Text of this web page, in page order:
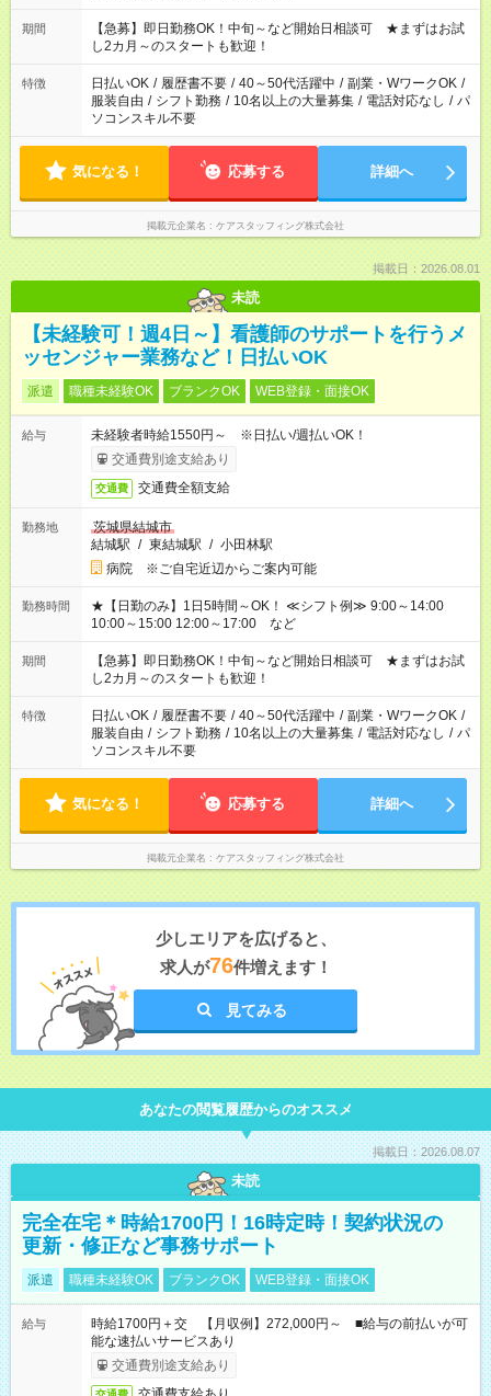
期間
【急募】即日勤務OK！中旬～など開始日相談可 ★まずはお試
し2カ月～のスタートも歓迎！
特徴 日払いOK / 履歴書不要 / 40～50代活躍中 / 副業・WワークOK /
服装自由 / シフト勤務 / 10名以上の大量募集 / 電話対応なし / パ
ソコンスキル不要
気になる！ 応募する 詳細へ
掲載元企業名 ケアスタッフィング株式会社
掲載日：2026.08.01
未読
【未経験可！週4日～】看護師のサポートを行うメ
ッセンジャー業務など！日払いOK
派遣 職種未経験OK ブランクOK WEB登録・面接OK
給与
未経験者時給1550円～ ※日払い/週払いOK！
交通費別途支給あり
交通費 交通費全額支給
勤務地
茨城県結城市
結城駅 / 東結城駅 / 小田林駅
病院 ※ご自宅近辺からご案内可能
勤務時間
★【日勤のみ】1日5時間～OK！ ≪シフト例≫ 9:00～14:00
10:00～15:00 12:00～17:00 など
期間
【急募】即日勤務OK！中旬～など開始日相談可 ★まずはお試
し2カ月～のスタートも歓迎！
特徴 日払いOK / 履歴書不要 / 40～50代活躍中 / 副業・WワークOK /
服装自由 / シフト勤務 / 10名以上の大量募集 / 電話対応なし / パ
ソコンスキル不要
気になる！ 応募する 詳細へ
掲載元企業名 ケアスタッフィング株式会社
少しエリアを広げると、
求人が76件増えます！
見てみる
あなたの閲覧履歴からのオススメ
掲載日：2026.08.07
未読
完全在宅＊時給1700円！16時定時！契約状況の
更新・修正など事務サポート
派遣 職種未経験OK ブランクOK WEB登録・面接OK
給与
時給1700円＋交 【月収例】272,000円～ ■給与の前払いが可
能な速払いサービスあり
交通費別途支給あり